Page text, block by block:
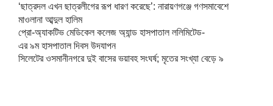
‘ছাত্রদল এখন ছাত্রলীগের রূপ ধারণ করেছে’: নারায়ণগঞ্জে গণসমাবেশে
মাওলানা আব্দুল হালিম
প্রো-অ্যাকটিভ মেডিকেল কলেজ অ্যান্ড হাসপাতাল ললিমিটেড-
এর ৯ম হাসপাতাল দিবস উদযাপন
সিলেটের ওসমানীনগরে দুই বাসের ভয়াবহ সংঘর্ষ; মৃতের সংখ্যা বেড়ে ৯